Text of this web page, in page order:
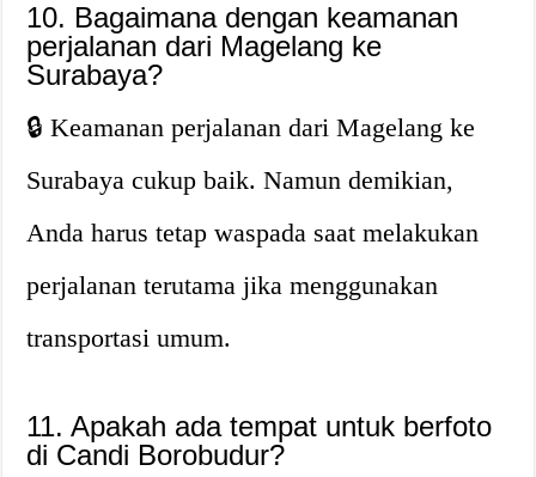
10. Bagaimana dengan keamanan
perjalanan dari Magelang ke
Surabaya?
🔒 Keamanan perjalanan dari Magelang ke
Surabaya cukup baik. Namun demikian,
Anda harus tetap waspada saat melakukan
perjalanan terutama jika menggunakan
transportasi umum.
11. Apakah ada tempat untuk berfoto
di Candi Borobudur?